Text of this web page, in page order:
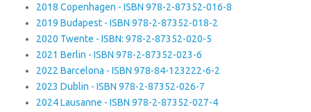
2018 Copenhagen - ISBN 978-2-87352-016-8
2019 Budapest - ISBN 978-2-87352-018-2
2020 Twente - ISBN: 978-2-87352-020-5
2021 Berlin - ISBN 978-2-87352-023-6
2022 Barcelona - ISBN 978-84-123222-6-2
2023 Dublin - ISBN 978-2-87352-026-7
2024 Lausanne - ISBN 978-2-87352-027-4